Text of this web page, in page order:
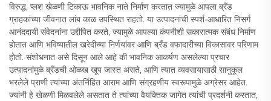
विरुद्ध, प्लश खेळणी टिकाऊ भावनिक नाते निर्माण करतात ज्यामुळे आपला ब्रँड
ग्राहकांच्या जीवनात लांब काळ उपस्थित राहतो. या उत्पादनांची स्पर्श-आधारित निसर्ग
आनंददायी संवेदनांना उद्दीपित करते, ज्यामुळे आपल्या कंपनीशी सकारात्मक संबंध निर्माण
होतात आणि भविष्यातील खरेदीच्या निर्णयांवर आणि ब्रँड वफादारीच्या विकासावर परिणाम
होतो. संशोधनात असे दिसून आले आहे की भावनिक आकर्षण असलेल्या प्रचार
उत्पादनांमुळे ब्रँडची ओळख खूप जास्त असते, आणि त्यात व्यवसायासाठी सानुकूल
भरलेले प्राणी त्यांच्या अंतर्निहित आराम आणि संग्रहणीय स्वरूपामुळे अग्रेसर आहेत.
ज्यांनी हे खेळणी मिळवलेले असतात ते त्यांच्या वैयक्तिक जागेत त्यांची प्रदर्शनी करतात,